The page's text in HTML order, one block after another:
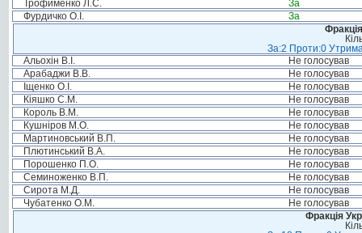
Трофименко Л.С.
За
Фурдичко О.І.
За
За:2 Проти:0
Альохін В.І.
Не голосував
Арабаджи В.В.
Не голосував
Іщенко О.І.
Не голосував
Кіяшко С.М.
Не голосував
Король В.М.
Не голосував
Кушніров М.О.
Не голосував
Мартиновський В.П.
Не голосував
Плютинський В.А.
Не голосував
Порошенко П.О.
Не голосував
Семиноженко В.П.
Не голосував
Сирота М.Д.
Не голосував
Чубатенко О.М.
Не голосував
Фракція